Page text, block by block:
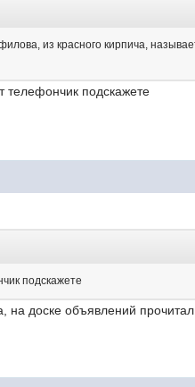
из красного кирпича,
подскажете
подскажете
доске объявлений